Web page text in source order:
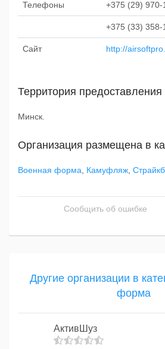
Телефоны +375 (29) 970-
+375 (33) 358-
Сайт http://
Территория предоставления
Минск.
Организация размещена в
Военная форма Камуфляж
Сообщить об ошибке
Другие организации в
форма
АктивШуз